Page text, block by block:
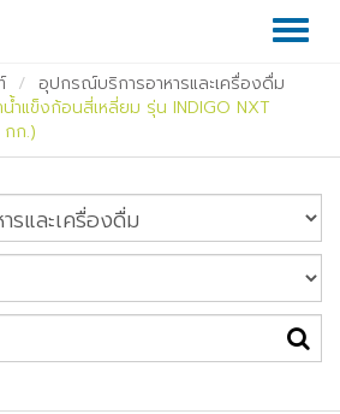
อุปกรณ์บริการอาหารและเครื่องดื่ม
ำแข็งก้อนสี่เหลี่ยม รุ่น INDIGO NXT
ก.)